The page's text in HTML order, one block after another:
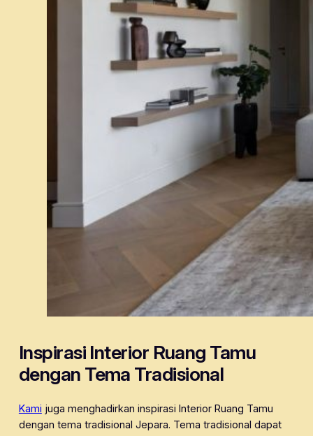
Inspirasi Interior Ruang Tamu
dengan Tema Tradisional
Kami juga menghadirkan inspirasi Interior Ruang Tamu
dengan tema tradisional Jepara. Tema tradisional dapat